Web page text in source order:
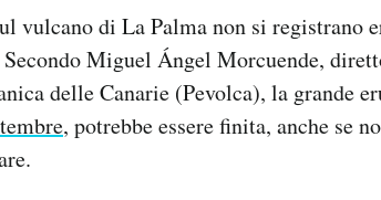
vulcano di La Palma non si registrano
Miguel Ángel Morcuende,
delle Canarie (Pevolca), la grande
, potrebbe essere finita, anche se